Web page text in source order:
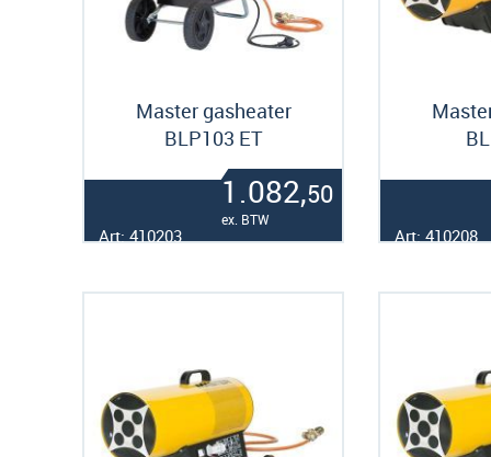
Master gasheater
BLP103 ET
1.082,50
ex. BTW
Art: 410203 Art: 410208